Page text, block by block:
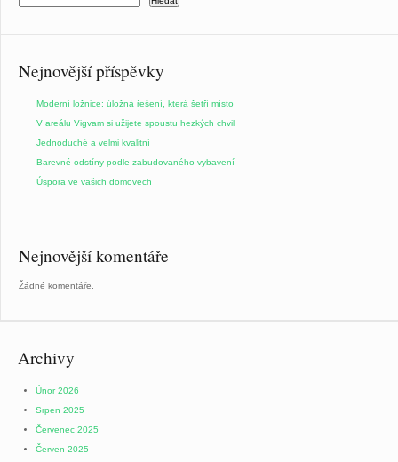
Nejnovější příspěvky
Moderní ložnice: úložná řešení, která šetří místo
V areálu Vigvam si užijete spoustu hezkých chvil
Jednoduché a velmi kvalitní
Barevné odstíny podle zabudovaného vybavení
Úspora ve vašich domovech
Nejnovější komentáře
Žádné komentáře.
Archivy
Únor 2026
Srpen 2025
Červenec 2025
Červen 2025